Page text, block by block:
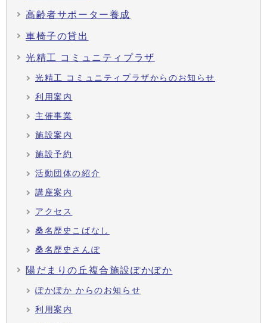
高齢者サポーター養成
車椅子の貸出
光精工 コミュニティプラザ
光精工 コミュニティプラザからのお知らせ
利用案内
主催事業
施設案内
施設予約
活動団体の紹介
講座案内
アクセス
桑名歴史こばなし
桑名歴史さんぽ
陽だまりの丘複合施設ぽかぽか
ぽかぽか からのお知らせ
利用案内